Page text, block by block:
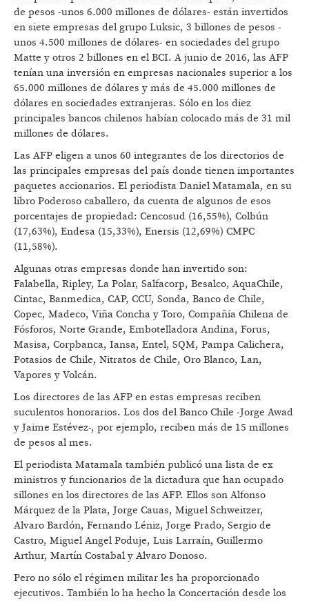
de pesos -unos 6.000 millones de dólares- están invertidos
en siete empresas del grupo Luksic, 3 billones de pesos -
unos 4.500 millones de dólares- en sociedades del grupo
Matte y otros 2 billones en el BCI. A junio de 2016, las AFP
tenían una inversión en empresas nacionales superior a los
65.000 millones de dólares y más de 45.000 millones de
dólares en sociedades extranjeras. Sólo en los diez
principales bancos chilenos habían colocado más de 31 mil
millones de dólares.
Las AFP eligen a unos 60 integrantes de los directorios de
las principales empresas del país donde tienen importantes
paquetes accionarios. El periodista Daniel Matamala, en su
libro Poderoso caballero, da cuenta de algunos de esos
porcentajes de propiedad: Cencosud (16,55%), Colbún
(17,63%), Endesa (15,33%), Enersis (12,69%) CMPC
(11,58%).
Algunas otras empresas donde han invertido son:
Falabella, Ripley, La Polar, Salfacorp, Besalco, AquaChile,
Cintac, Banmedica, CAP, CCU, Sonda, Banco de Chile,
Copec, Madeco, Viña Concha y Toro, Compañía Chilena de
Fósforos, Norte Grande, Embotelladora Andina, Forus,
Masisa, Corpbanca, Iansa, Entel, SQM, Pampa Calichera,
Potasios de Chile, Nitratos de Chile, Oro Blanco, Lan,
Vapores y Volcán.
Los directores de las AFP en estas empresas reciben
suculentos honorarios. Los dos del Banco Chile -Jorge Awad
y Jaime Estévez-, por ejemplo, reciben más de 15 millones
de pesos al mes.
El periodista Matamala también publicó una lista de ex
ministros y funcionarios de la dictadura que han ocupado
sillones en los directores de las AFP. Ellos son Alfonso
Márquez de la Plata, Jorge Cauas, Miguel Schweitzer,
Alvaro Bardón, Fernando Léniz, Jorge Prado, Sergio de
Castro, Miguel Angel Poduje, Luis Larraín, Guillermo
Arthur, Martín Costabal y Alvaro Donoso.
Pero no sólo el régimen militar les ha proporcionado
ejecutivos. También lo ha hecho la Concertación desde los